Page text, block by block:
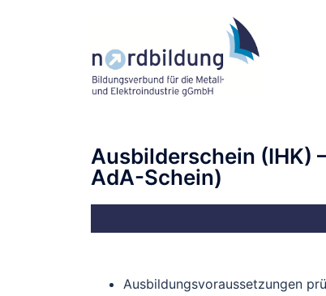
Ausbilderschein (IHK)
AdA-Schein)
Ausbildungsvoraussetzungen